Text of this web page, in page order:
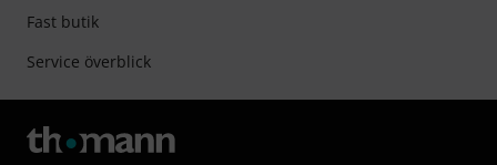
Fast butik
Service överblick